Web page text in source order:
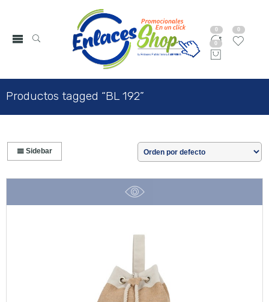
0 0
0
Productos tagged “BL 192”
Sidebar